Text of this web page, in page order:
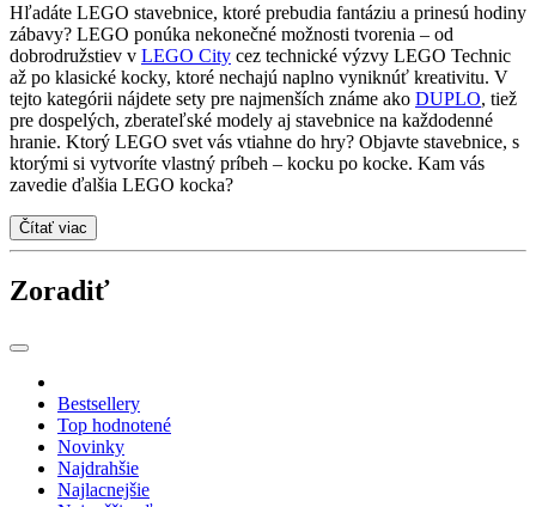
Hľadáte LEGO stavebnice, ktoré prebudia fantáziu a prinesú hodiny
zábavy? LEGO ponúka nekonečné možnosti tvorenia – od
dobrodružstiev v LEGO City cez technické výzvy LEGO Technic
až po klasické kocky, ktoré nechajú naplno vyniknúť kreativitu. V
tejto kategórii nájdete sety pre najmenších známe ako DUPLO, tiež
pre dospelých, zberateľské modely aj stavebnice na každodenné
hranie. Ktorý LEGO svet vás vtiahne do hry? Objavte stavebnice, s
ktorými si vytvoríte vlastný príbeh – kocku po kocke. Kam vás
zavedie ďalšia LEGO kocka?
Čítať viac
Zoradiť
Bestsellery
Top hodnotené
Novinky
Najdrahšie
Najlacnejšie